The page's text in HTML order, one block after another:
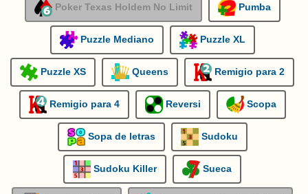
Poker Texas Holdem No Limit Pumba
Puzzle Mediano Puzzle XL
Puzzle XS Queens Remigio para 2
Remigio para 4 Reversi Scopa
Sopa de letras Sudoku
Sudoku Killer Sueca